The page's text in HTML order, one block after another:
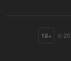
18+ ©